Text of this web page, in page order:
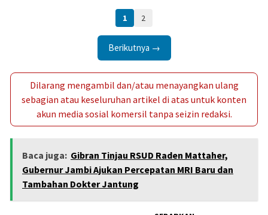
1 2
Berikutnya →
Dilarang mengambil dan/atau menayangkan ulang
sebagian atau keseluruhan artikel di atas untuk konten
akun media sosial komersil tanpa seizin redaksi.
Baca juga: Gibran Tinjau RSUD Raden Mattaher,
Gubernur Jambi Ajukan Percepatan MRI Baru dan
Tambahan Dokter Jantung